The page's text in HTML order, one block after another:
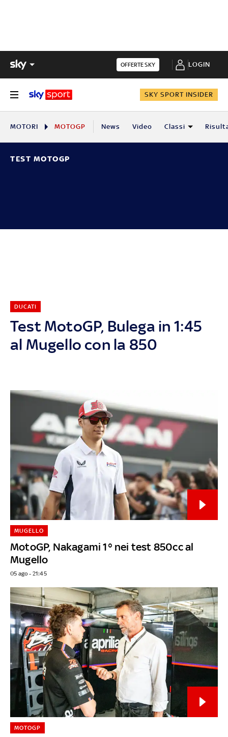
OFFERTE SKY LOGIN
SKY SPORT INSIDER
MOTORI MOTOGP News Video Classi
TEST MOTOGP
Test MotoGP, Bulega in 1:45
al Mugello con la 850
DUCATI
MotoGP, Nakagami 1° nei test 850cc al
Mugello
MUGELLO
05 ago - 21:45
MOTOGP